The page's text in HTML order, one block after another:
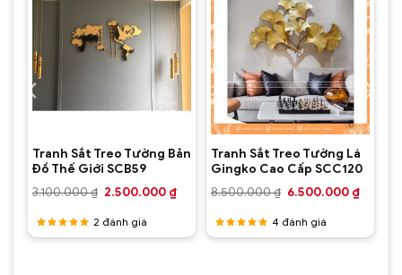
Tranh Sắt Treo Tường Bản
Đồ Thế Giới SCB59
3.100.000₫ Giá
3.100.000 ₫.
2.500.000 ₫Giá
2.500.000 ₫.
Được
2 đánh giá
Tranh Sắt Treo Tường Lá
Gingko Cao Cấp SCC120
8.500.000₫ Giá
8.500.000 ₫.
6.500.000 ₫Giá
Được
4 đánh giá
₫.